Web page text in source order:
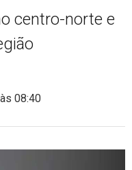
centro-norte e
08:40